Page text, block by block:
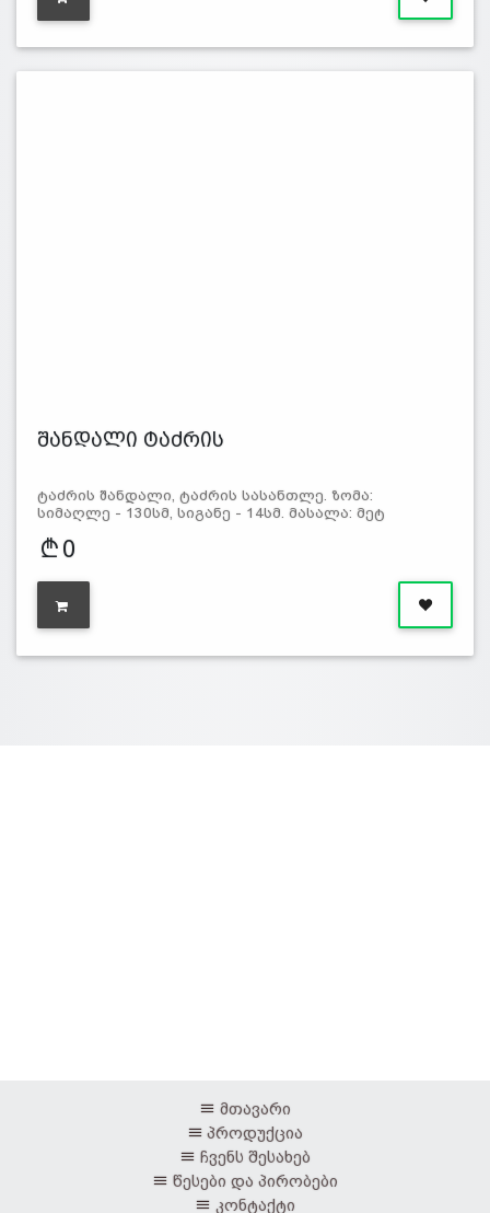
შანდალი ტაძრის
ტაძრის შანდალი, ტაძრის სასანთლე. ზომა:
სიმაღლე - 130სმ, სიგანე - 14სმ. მასალა: მეტ
0
მთავარი
პროდუქცია
ჩვენს შესახებ
წესები და პირობები
კონტაქტი